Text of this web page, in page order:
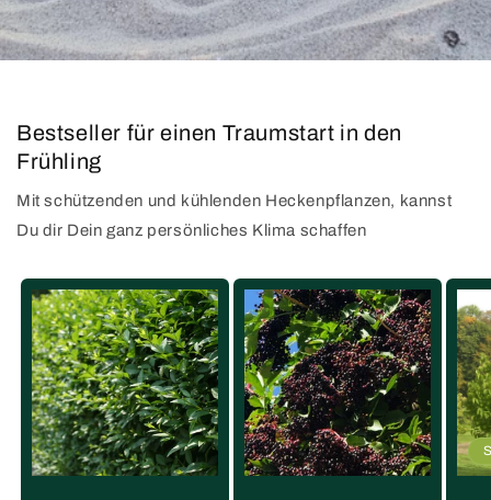
Bestseller für einen Traumstart in den
Frühling
Mit schützenden und kühlenden Heckenpflanzen, kannst
Du dir Dein ganz persönliches Klima schaffen